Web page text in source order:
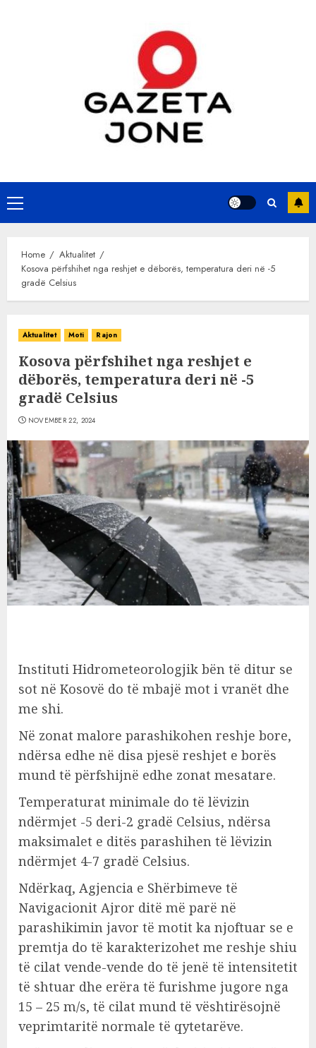
Primary
Menu
Home
Aktualitet
Kosova përfshihet nga reshjet e dëborës, temperatura deri në -5
gradë Celsius
Aktualitet Moti Rajon
Kosova përfshihet nga reshjet e
dëborës, temperatura deri në -5
gradë Celsius
NOVEMBER 22, 2024
Instituti Hidrometeorologjik bën të ditur se
sot në Kosovë do të mbajë mot i vranët dhe
me shi.
Në zonat malore parashikohen reshje bore,
ndërsa edhe në disa pjesë reshjet e borës
mund të përfshijnë edhe zonat mesatare.
Temperaturat minimale do të lëvizin
ndërmjet -5 deri-2 gradë Celsius, ndërsa
maksimalet e ditës parashihen të lëvizin
ndërmjet 4-7 gradë Celsius.
Ndërkaq, Agjencia e Shërbimeve të
Navigacionit Ajror ditë më parë në
parashikimin javor të motit ka njoftuar se e
premtja do të karakterizohet me reshje shiu
të cilat vende-vende do të jenë të intensitetit
të shtuar dhe erëra të furishme jugore nga
15 – 25 m/s, të cilat mund të vështirësojnë
veprimtaritë normale të qytetarëve.